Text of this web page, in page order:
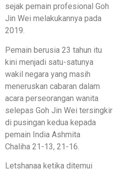
sejak pemain profesional Goh
Jin Wei melakukannya pada
2019.
Pemain berusia 23 tahun itu
kini menjadi satu-satunya
wakil negara yang masih
meneruskan cabaran dalam
acara perseorangan wanita
selepas Goh Jin Wei tersingkir
di pusingan kedua kepada
pemain India Ashmita
Chaliha 21-13, 21-16.
Letshanaa ketika ditemui